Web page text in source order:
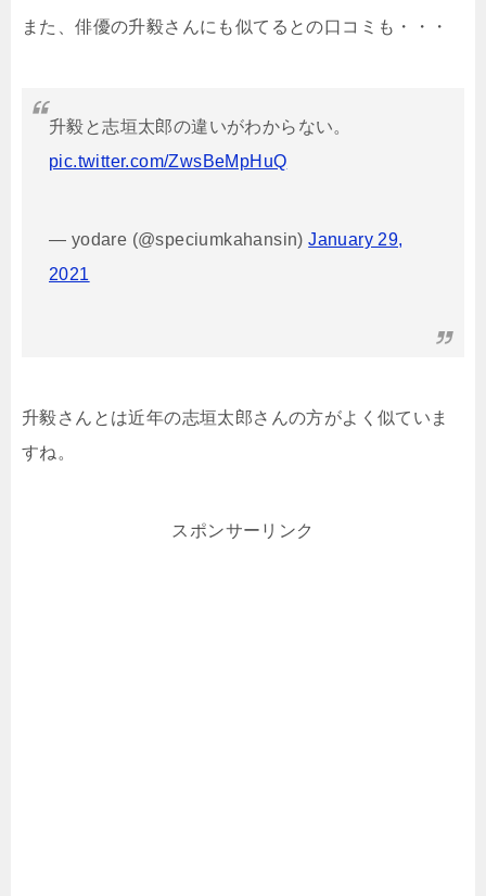
また、俳優の升毅さんにも似てるとの口コミも・・・
升毅と志垣太郎の違いがわからない。
pic.twitter.com/ZwsBeMpHuQ
— yodare (@speciumkahansin)January 29,
2021
升毅さんとは近年の志垣太郎さんの方がよく似ていま
すね。
スポンサーリンク